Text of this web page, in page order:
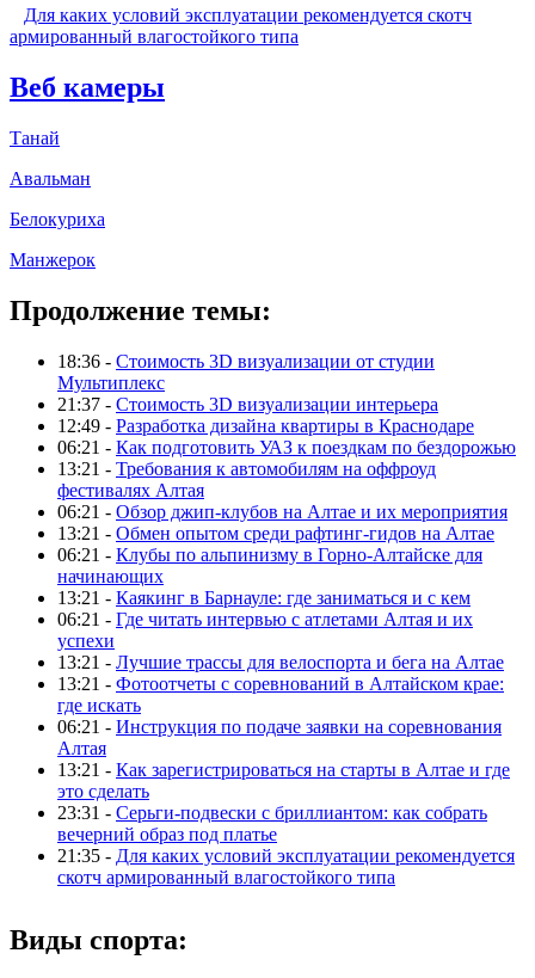
Для каких условий эксплуатации рекомендуется скотч
армированный влагостойкого типа
Веб камеры
Танай
Авальман
Белокуриха
Манжерок
Продолжение темы:
18:36 - Стоимость 3D визуализации от студии
Мультиплекс
21:37 - Стоимость 3D визуализации интерьера
12:49 - Разработка дизайна квартиры в Краснодаре
06:21 - Как подготовить УАЗ к поездкам по бездорожью
13:21 - Требования к автомобилям на оффроуд
фестивалях Алтая
06:21 - Обзор джип-клубов на Алтае и их мероприятия
13:21 - Обмен опытом среди рафтинг-гидов на Алтае
06:21 - Клубы по альпинизму в Горно-Алтайске для
начинающих
13:21 - Каякинг в Барнауле: где заниматься и с кем
06:21 - Где читать интервью с атлетами Алтая и их
успехи
13:21 - Лучшие трассы для велоспорта и бега на Алтае
13:21 - Фотоотчеты с соревнований в Алтайском крае:
где искать
06:21 - Инструкция по подаче заявки на соревнования
Алтая
13:21 - Как зарегистрироваться на старты в Алтае и где
это сделать
23:31 - Серьги-подвески с бриллиантом: как собрать
вечерний образ под платье
21:35 - Для каких условий эксплуатации рекомендуется
скотч армированный влагостойкого типа
Виды спорта: